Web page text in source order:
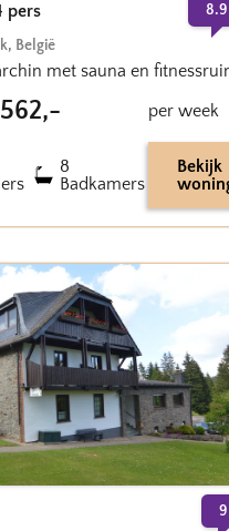
pers
, België
8.9
met sauna en
,- per week
8
Badkamers
Bekijk
9